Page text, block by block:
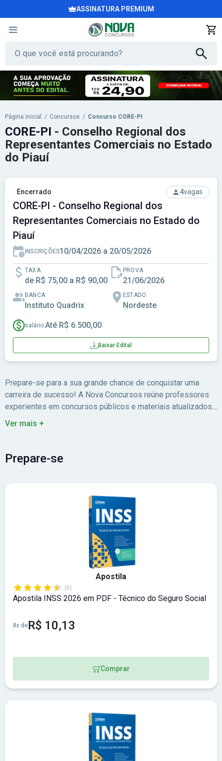
ASSINATURA PREMIUM
Página inicial / Concursos / Concurso CORE-PI
Encerrado 4vagas
CORE-PI - Conselho Regional dos
Representantes Comerciais no Estado do
Piauí
INSCRIÇÕES10/04/2026 a 20/05/2026
TAXA
de R$ 75,00 a R$ 90,00
PROVA
21/06/2026
BANCA
Instituto Quadrix
ESTADO
Nordeste
salário:Até R$ 6.500,00
Baixar Edital
CORE-PI - Conselho Regional dos
Representantes Comerciais no Estado
do Piauí
Prepare-se para a sua grande chance de conquistar uma
carreira de sucesso! A Nova Concursos reúne professores
experientes em concursos públicos e materiais atualizados
para você estudar com foco no edital.
Ver mais +
Prepare-se
Apostila
(6)
Apostila INSS 2026 em PDF - Técnico do Seguro Social
8x deR$ 10,13
Comprar